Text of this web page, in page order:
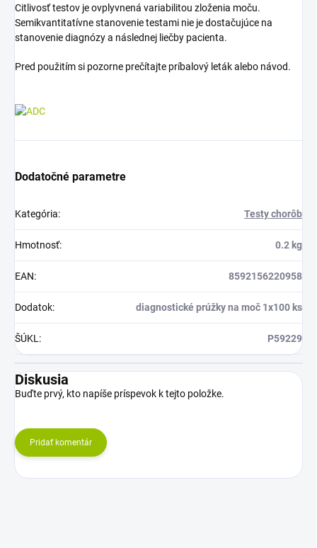
Citlivosť testov je ovplyvnená variabilitou zloženia moču.
Semikvantitatívne stanovenie testami nie je dostačujúce na
stanovenie diagnózy a následnej liečby pacienta.
Pred použitím si pozorne prečítajte príbalový leták alebo návod.
Dodatočné parametre
Kategória: Testy chorôb
Hmotnosť: 0.2 kg
EAN: 8592156220958
Dodatok: diagnostické prúžky na moč 1x100 ks
ŠÚKL : P59229
Diskusia
Buďte prvý, kto napíše príspevok k tejto položke.
Pridať komentár